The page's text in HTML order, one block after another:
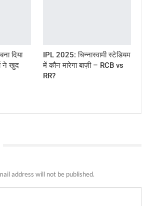
दिया
ने खुद
IPL 2025: चिन्नास्वामी स्टेडियम
में कौन मारेगा बाज़ी – RCB vs
RR?
address will not be published.